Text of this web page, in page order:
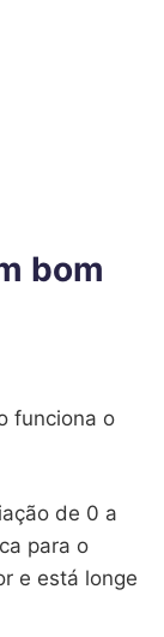
bom
funciona o
de 0 a
para o
e está longe